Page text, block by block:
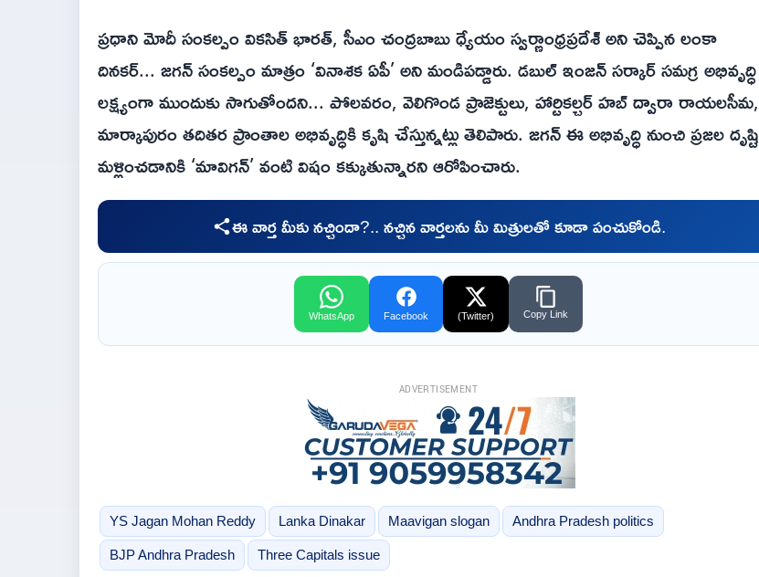
ప్రధాని మోదీ సంకల్పం వికసిత్ భారత్, సీఎం చంద్రబాబు ధ్యేయం స్వర్ణాంధ్రప్రదేశ్ అని చెప్పిన లంకా
దినకర్... జగన్ సంకల్పం మాత్రం ‘వినాశక ఏపీ’ అని మండిపడ్డారు. డబుల్ ఇంజన్ సర్కార్ సమగ్ర అభివృద్ధి
లక్ష్యంగా ముందుకు సాగుతోందని... పోలవరం, వెలిగొండ ప్రాజెక్టులు, హార్టికల్చర్ హబ్ ద్వారా రాయలసీమ,
మార్కాపురం తదితర ప్రాంతాల అభివృద్ధికి కృషి చేస్తున్నట్లు తెలిపారు. జగన్ ఈ అభివృద్ధి నుంచి ప్రజల దృష్టి
మళ్లించడానికి ‘మావిగన్’ వంటి విషం కక్కుతున్నారని ఆరోపించారు.
ఈ వార్త మీకు నచ్చిందా?.. నచ్చిన వార్తలను మీ మిత్రులతో కూడా పంచుకోండి.
WhatsApp Facebook (Twitter) Copy Link
ADVERTISEMENT
YS Jagan Mohan Reddy Lanka Dinakar Maavigan slogan Andhra Pradesh politics
BJP Andhra Pradesh Three Capitals issue